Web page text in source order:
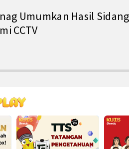
Umumkan Hasil
CCTV